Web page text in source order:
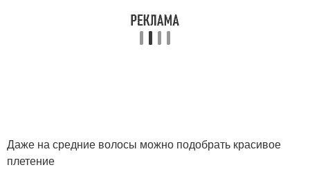
Даже на средние волосы можно подобрать красивое
плетение